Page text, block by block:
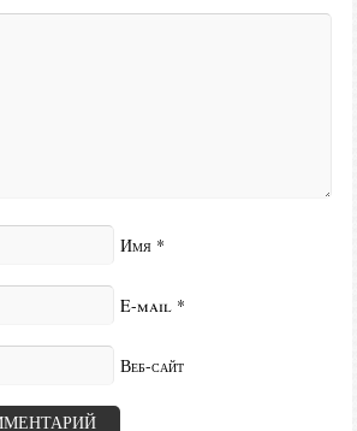
Имя *
E-mail *
Веб-сайт